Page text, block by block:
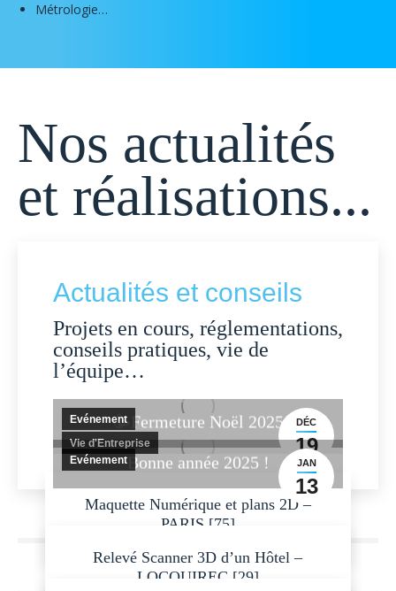
Métrologie…
Nos actualités
et réalisations...
Actualités et conseils
Projets en cours, réglementations,
conseils pratiques, vie de
l’équipe…
DÉC
19
Evénement
Vie d'Entreprise
🥳Fermeture Noël 2025
JAN
13
EvénementBonne année 2025 !
Maquette Numérique et plans 2D –
PARIS [75]
Relevé Scanner 3D d’un Hôtel –
LOCQUIREC [29]